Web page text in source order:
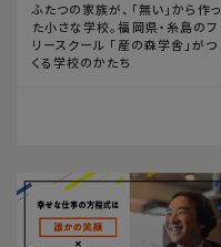
ふたつの家族が、「無い」から作っ
た小さな学校。福岡県・糸島のフ
リースクール 「産の森学舎」がつ
くる学校のかたち